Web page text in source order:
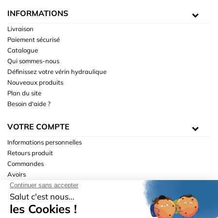
INFORMATIONS
Livraison
Paiement sécurisé
Catalogue
Qui sommes-nous
Définissez votre vérin hydraulique
Nouveaux produits
Plan du site
Besoin d'aide ?
VOTRE COMPTE
Informations personnelles
Retours produit
Commandes
Avoirs
Adresses
Bons de réduction